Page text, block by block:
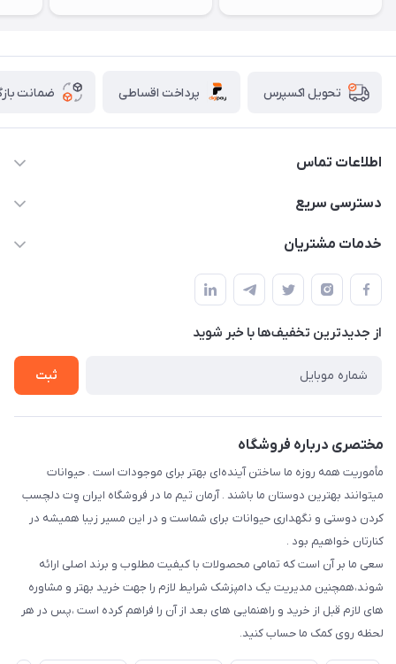
تحویل اکسپرس پرداخت اقساطی ضمانت
اطلاعات تماس
07154503736-09120986090
دسترسی سریع
حساب کاربری
درباره ما
تماس با ما
خدمات مشتریان
قوانین و مقررات
حفظ حریم شخصی
سوالات متداول
شرایط ارسال رایگان
از جدید‌ترین تخفیف‌ها با‌ خبر شوید
ثبت
مختصری درباره فروشگاه
مأموریت همه روزه ما ساختن آینده‌ای بهتر برای موجودات است . حیوانات
میتوانند بهترین دوستان ما باشند . آرمان تیم ما در فروشگاه ایران وِت دلچسب
کردن دوستی و نگهداری حیوانات برای شماست و در این مسیر زیبا همیشه در
کنارتان خواهیم بود .
سعی ما بر آن است که تمامی محصولات با کیفیت مطلوب و برند اصلی ارائه
شوند،همچنین مدیریت یک دامپزشک شرایط لازم را جهت خرید بهتر و مشاوره
های لازم قبل از خرید و راهنمایی های بعد از آن را فراهم کرده است ،پس در هر
لحظه روی کمک ما حساب کنید.